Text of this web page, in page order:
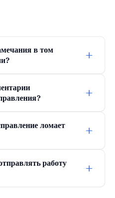
в том
+
+
ломает
+
работу
+